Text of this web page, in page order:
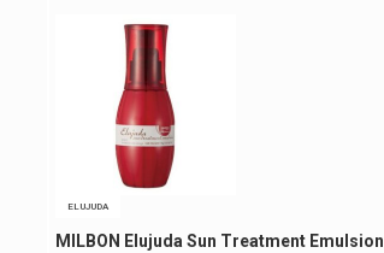
ELUJUDA
MILBON Elujuda Sun Treatment Emulsion